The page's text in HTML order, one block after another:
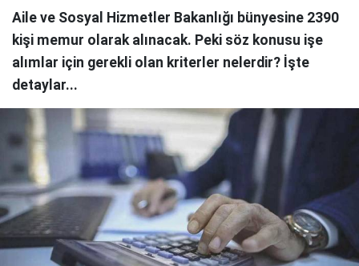
Aile ve Sosyal Hizmetler Bakanlığı bünyesine 2390
kişi memur olarak alınacak. Peki söz konusu işe
alımlar için gerekli olan kriterler nelerdir? İşte
detaylar...